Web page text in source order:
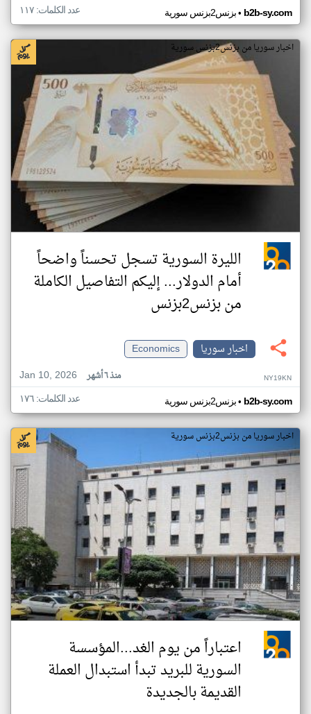
بزنس2بزنس سورية• b2b-sy.com عدد الكلمات: ١١٧
اخبار سوريا من بزنس2بزنس سورية
الليرة السورية تسجل تحسناً واضحاً
أمام الدولار... إليكم التفاصيل الكاملة
من بزنس2بزنس
اخبار سوريا
Economics
Jan 10, 2026
منذ ٦ أشهر NY19KN
بزنس2بزنس سورية• b2b-sy.com عدد الكلمات: ١٧٦
اخبار سوريا من بزنس2بزنس سورية
اعتباراً من يوم الغد...المؤسسة
السورية للبريد تبدأ استبدال العملة
القديمة بالجديدة